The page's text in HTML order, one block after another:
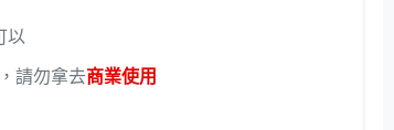
以
，請勿拿去商業使用